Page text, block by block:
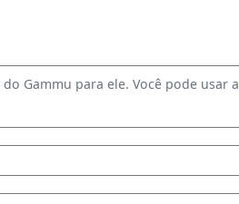
Gammu para ele. Você pode usar a